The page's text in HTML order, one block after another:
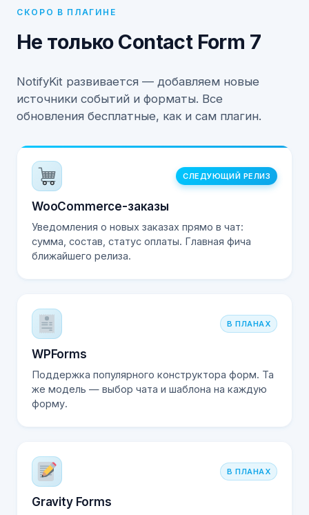
СКОРО В ПЛАГИНЕ
Не только Contact Form 7
NotifyKit развивается — добавляем новые
источники событий и форматы. Все
обновления бесплатные, как и сам плагин.
СЛЕДУЮЩИЙ РЕЛИЗ
WooCommerce-заказы
Уведомления о новых заказах прямо в чат:
сумма, состав, статус оплаты. Главная фича
ближайшего релиза.
В ПЛАНАХ
WPForms
Поддержка популярного конструктора форм. Та
же модель — выбор чата и шаблона на каждую
форму.
В ПЛАНАХ
Gravity Forms